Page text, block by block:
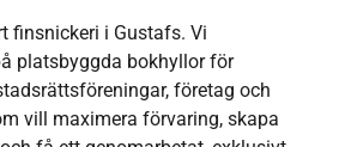
finsnickeri i Gustafs. Vi
platsbyggda bokhyllor för
företag och
vill maximera förvaring, skapa